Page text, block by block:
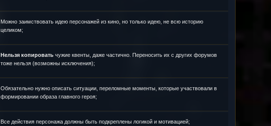
Можно заимствовать идею персонажей из кино, но только идею, не всю историю
целиком;
Нельзя копировать чужие квенты, даже частично. Переносить их с других форумов
тоже нельзя (возможны исключения);
Обязательно нужно описать ситуации, переломные моменты, которые участвовали в
формировании образа главного героя;
Все действия персонажа должны быть подкреплены логикой и мотивацией;